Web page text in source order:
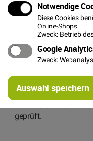
Notwendige
Diese Cookies
Online-Shops.
Zweck: Betrieb
Google
Zweck:
Auswahl speichern
Details
Zarter fließender
Bekleidung aller Art,
fließende Röcke.
geprüft.